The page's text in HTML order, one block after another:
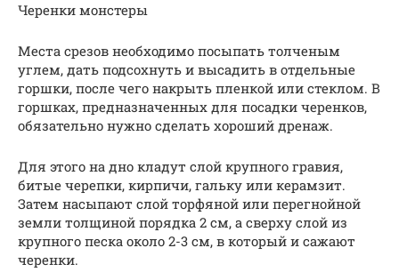
Черенки монстеры
Места срезов необходимо посыпать толченым
углем, дать подсохнуть и высадить в отдельные
горшки, после чего накрыть пленкой или стеклом. В
горшках, предназначенных для посадки черенков,
обязательно нужно сделать хороший дренаж.
Для этого на дно кладут слой крупного гравия,
битые черепки, кирпичи, гальку или керамзит.
Затем насыпают слой торфяной или перегнойной
земли толщиной порядка 2 см, а сверху слой из
крупного песка около 2-3 см, в который и сажают
черенки.